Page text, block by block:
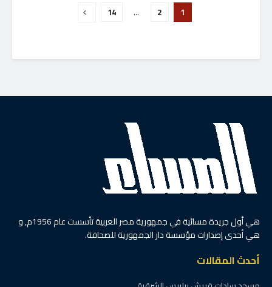
1
2
…
14
هي أول جريدة مسائية في جمهورية مصر العربية تأسست عام 1956م, و
هي أحدى إصدارات مؤسسة دار الجمهورية للصحافة.
أحدث المقالات